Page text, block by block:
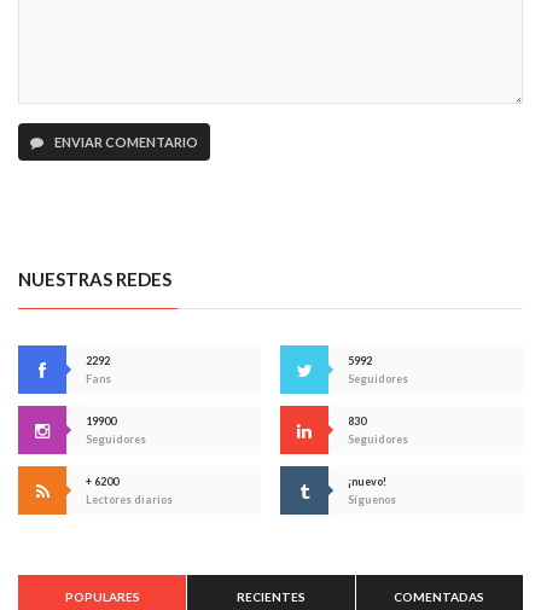
ENVIAR COMENTARIO
NUESTRAS REDES
2292
Fans
5992
Seguidores
19900
Seguidores
830
Seguidores
+ 6200
Lectores diarios
¡nuevo!
Síguenos
POPULARES RECIENTES COMENTADAS